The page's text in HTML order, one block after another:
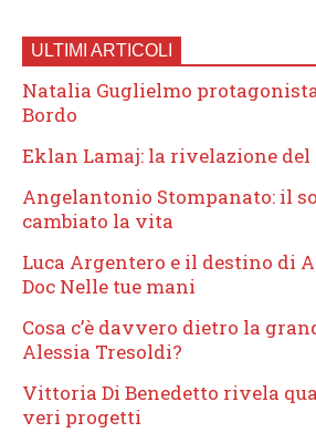
ULTIMI ARTICOLI
Natalia Guglielmo
Bordo
Eklan Lamaj: la rivelazione
Angelantonio Stompanato: il
cambiato la vita
Luca Argentero e il destino di
Doc Nelle tue mani
Cosa c’è davvero dietro la
Alessia Tresoldi?
Vittoria Di Benedetto rivela
veri progetti